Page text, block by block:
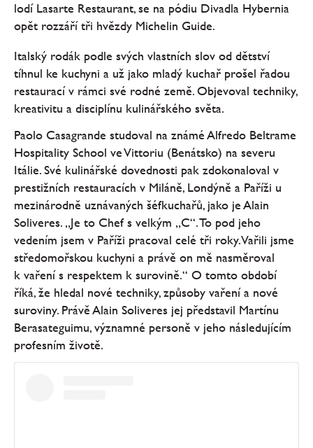
lodí Lasarte Restaurant, se na pódiu Divadla Hybernia
opět rozzáří tři hvězdy Michelin Guide.
Italský rodák podle svých vlastních slov od dětství
tíhnul ke kuchyni a už jako mladý kuchař prošel řadou
restaurací v rámci své rodné země. Objevoval techniky,
kreativitu a disciplínu kulinářského světa.
Paolo Casagrande studoval na známé Alfredo Beltrame
Hospitality School ve Vittoriu (Benátsko) na severu
Itálie. Své kulinářské dovednosti pak zdokonaloval v
prestižních restauracích v Miláně, Londýně a Paříži u
mezinárodně uznávaných šéfkuchařů, jako je Alain
Soliveres. „Je to Chef s velkým „C“. To pod jeho
vedením jsem v Paříži pracoval celé tři roky. Vařili jsme
středomořskou kuchyni a právě on mě nasměroval
k vaření s respektem k surovině.“ O tomto období
říká, že hledal nové techniky, způsoby vaření a nové
suroviny. Právě Alain Soliveres jej představil Martínu
Berasateguimu, významné personě v jeho následujícím
profesním životě.